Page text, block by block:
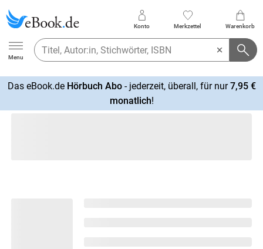
Ebook.de
Menu
Konto Merkzettel Warenkorb
Das eBook.de Hörbuch Abo- jederzeit, überall, für nur7,95 €
monatlich!